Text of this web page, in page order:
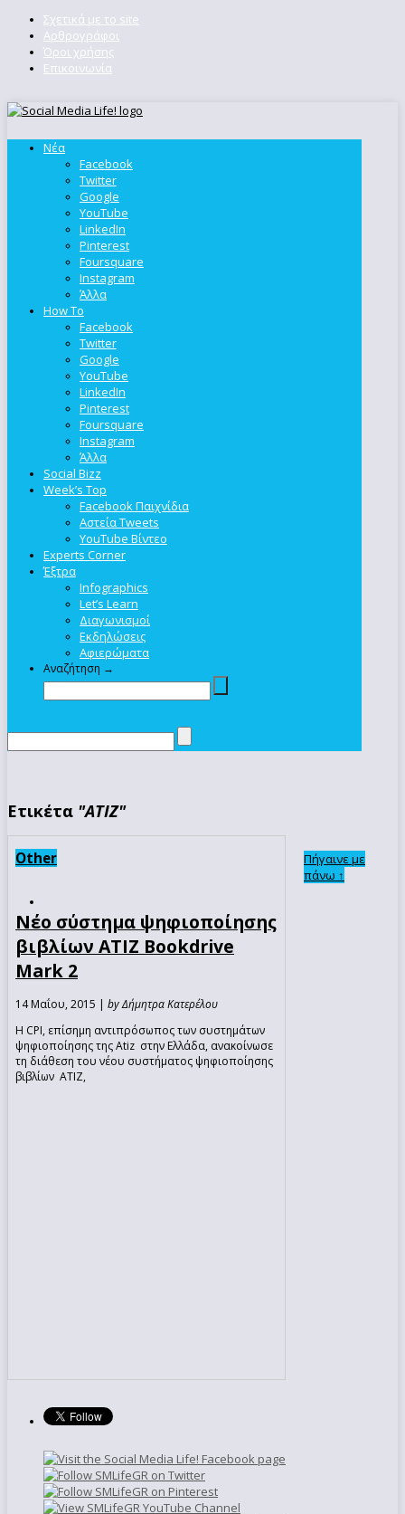
Σχετικά με το site
Αρθρογράφοι
Όροι χρήσης
Επικοινωνία
Νέα
Facebook
Twitter
Google
YouTube
LinkedIn
Pinterest
Foursquare
Instagram
Άλλα
How To
Facebook
Twitter
Google
YouTube
LinkedIn
Pinterest
Foursquare
Instagram
Άλλα
Social Bizz
Week’s Top
Facebook Παιχνίδια
Αστεία Tweets
YouTube Βίντεο
Experts Corner
Έξτρα
Infographics
Let’s Learn
Διαγωνισμοί
Εκδηλώσεις
Αφιερώματα
Αναζήτηση →
Ετικέτα "ATIZ"
Other
Νέο σύστημα ψηφιοποίησης
βιβλίων ATIZ Bookdrive
Mark 2
14 Μαΐου, 2015 | by Δήμητρα Κατερέλου
H CPI, επίσημη αντιπρόσωπος των συστημάτων
ψηφιοποίησης της Atiz στην Ελλάδα, ανακοίνωσε
τη διάθεση του νέου συστήματος ψηφιοποίησης
βιβλίων ATIZ,
Πήγαινε με
πάνω ↑